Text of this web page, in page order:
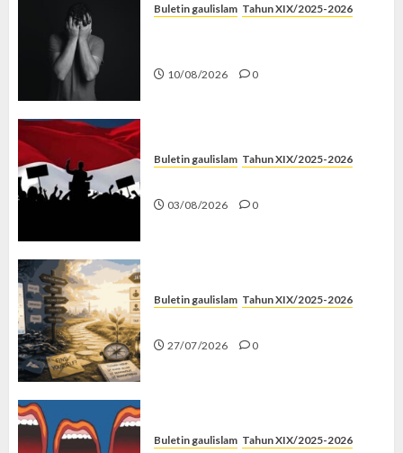
Buletin gaulislam Tahun XIX/2025-2026
10/08/2026 0
Buletin gaulislam Tahun XIX/2025-2026
03/08/2026 0
Buletin gaulislam Tahun XIX/2025-2026
27/07/2026 0
Buletin gaulislam Tahun XIX/2025-2026